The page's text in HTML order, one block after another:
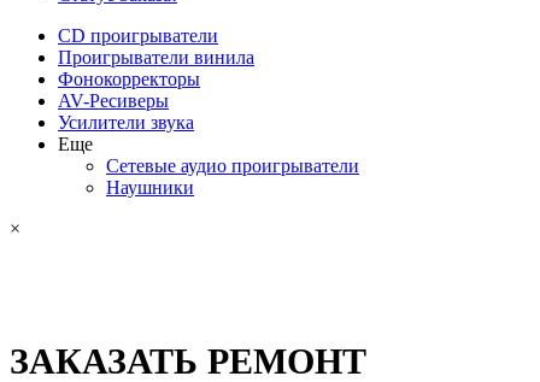
CD проигрыватели
Проигрыватели винила
Фонокорректоры
AV-Ресиверы
Усилители звука
Еще
Сетевые аудио проигрыватели
Наушники
×
ЗАКАЗАТЬ РЕМОНТ